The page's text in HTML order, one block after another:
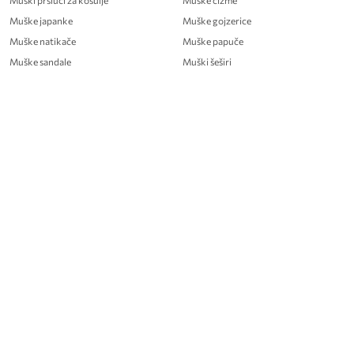
Muške japanke
Muške natikače
Muške sandale
Muške gojzerice
Muške papuče
Muški šeširi